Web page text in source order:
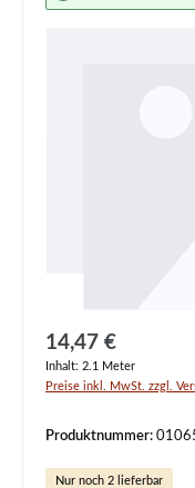
Regulärer Preis:
14,47 €
Inhalt: 2.1 Meter
Preise inkl. MwSt. zzgl.
Produktnummer:
Nur noch 2 lieferbar